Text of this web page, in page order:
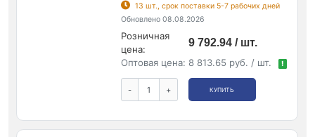
13 шт., срок поставки 5-7 рабочих дней
Обновлено 08.08.2026
Розничная
цена:
9 792.94 / шт.
Оптовая цена: 8 813.65 руб. / шт. !
- + КУПИТЬ